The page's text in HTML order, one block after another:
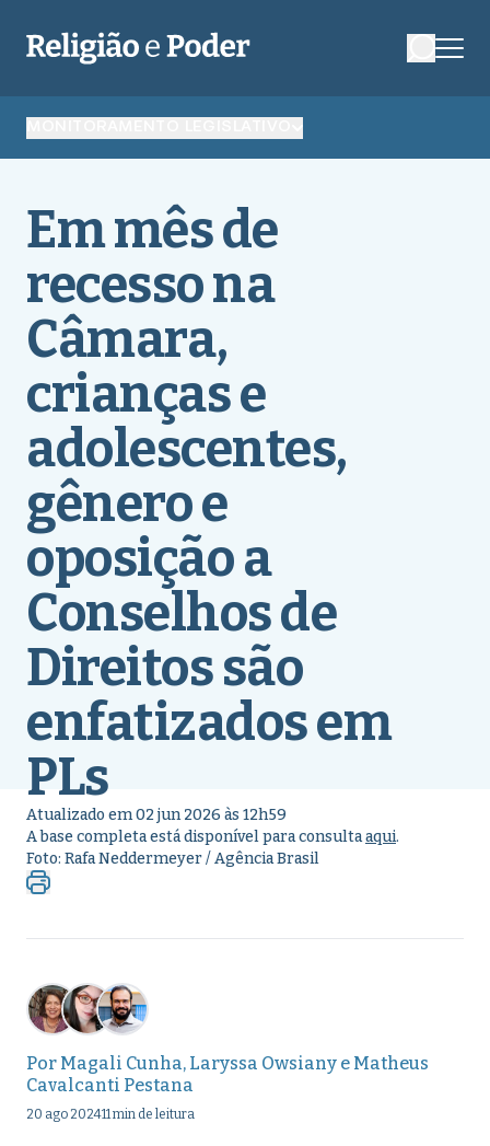
Em mês de
recesso na
Câmara,
crianças e
adolescentes,
gênero e
oposição a
Conselhos de
Direitos são
enfatizados em
PLs
Atualizado em 02 jun 2026 às 12h59
A base completa está disponível para consultaaqui.
Foto: Rafa Neddermeyer / Agência Brasil
Por Magali Cunha, Laryssa Owsiany e Matheus
Cavalcanti Pestana
20 ago 202411 min de leitura